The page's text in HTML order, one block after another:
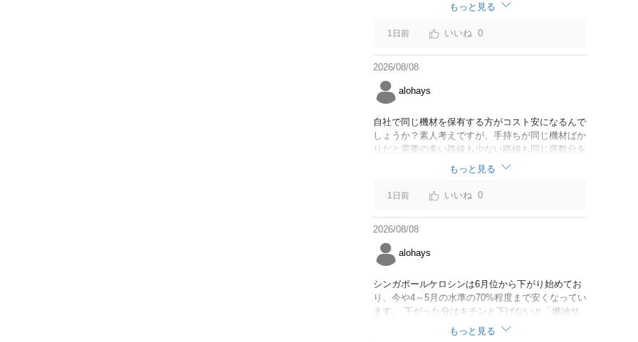
もっと見る
1日前 0
2026/08/08
alohays
自社で同じ機材を保有する方がコスト安になるんで
しょうか？素人考えですが、手持ちが同じ機材ばか
りだと需要の多い路線も少ない路線も同じ席数分を
供給することになるので、需要が多い路線には大型
機材を当て、少ない路線には小型機材を当てるな
ど、席数を調整するにはリース契約の方が対応しや
すいと思いました。
もっと見る
1日前 0
2026/08/08
alohays
シンガポールケロシンは6月位から下がり始めてお
り、今や4～5月の水準の70%程度まで安くなってい
ます。 下がった分はキチンと下げないと「燃油サ
ーチャージ＝利益」と判断されますよ。
もっと見る